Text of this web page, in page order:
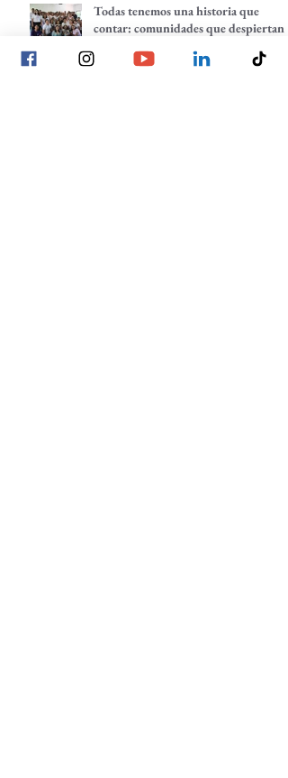
Todas tenemos una historia que
contar: comunidades que despiertan